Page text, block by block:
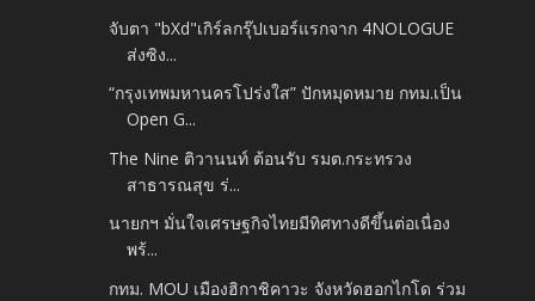
จับตา "bXd"เกิร์ลกรุ๊ปเบอร์แรกจาก 4NOLOGUE
ส่งซิง...
“กรุงเทพมหานครโปร่งใส” ปักหมุดหมาย กทม.เป็น
Open G...
The Nine ติวานนท์ ต้อนรับ รมต.กระทรวง
สาธารณสุข ร่...
นายกฯ มั่นใจเศรษฐกิจไทยมีทิศทางดีขึ้นต่อเนื่อง
พร้...
กทม. MOU เมืองฮิกาชิคาวะ จังหวัดฮอกไกโด ร่วม